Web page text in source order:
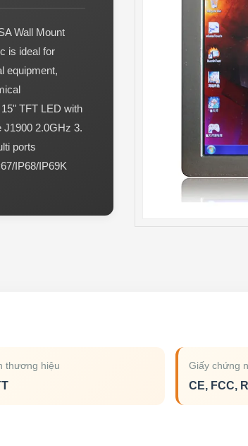
Wall Mount
is ideal for
equipment,
TFT LED with
J1900 2.0GHz 3.
ports
IP68/IP69K
thương hiệu Giấy chứng
CE, FCC,